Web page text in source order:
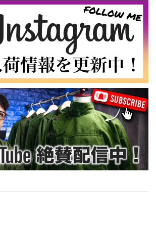
【Cooperstown Ball Cap】Made in USA Baseball Cap "NY" STONE×GREEN 新品 クーパーズタウンボールキャップ 6パネル ２トーン 緑
.1947 New York Cubans
07/01
06/29
【Additive and Line】Wallet Chain Nickel Silver WCH-005 新品 ウォレットチェーン 小判型 ニッケルシルバー 約40cm
06/27